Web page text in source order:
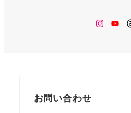
お問い合わせ